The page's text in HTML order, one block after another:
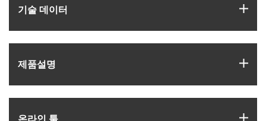
기술 데이터
제품­설명